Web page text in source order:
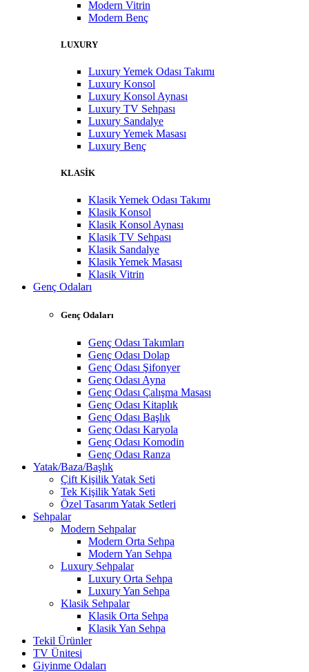
Modern Vitrin
Modern Benç
LUXURY
Luxury Yemek Odası Takımı
Luxury Konsol
Luxury Konsol Aynası
Luxury TV Sehpası
Luxury Sandalye
Luxury Yemek Masası
Luxury Benç
KLASİK
Klasik Yemek Odası Takımı
Klasik Konsol
Klasik Konsol Aynası
Klasik TV Sehpası
Klasik Sandalye
Klasik Yemek Masası
Klasik Vitrin
Genç Odaları
Genç Odaları
Genç Odası Takımları
Genç Odası Dolap
Genç Odası Şifonyer
Genç Odası Ayna
Genç Odası Çalışma Masası
Genç Odası Kitaplık
Genç Odası Başlık
Genç Odası Karyola
Genç Odası Komodin
Genç Odası Ranza
Yatak/Baza/Başlık
Çift Kişilik Yatak Seti
Tek Kişilik Yatak Seti
Özel Tasarım Yatak Setleri
Sehpalar
Modern Sehpalar
Modern Orta Sehpa
Modern Yan Sehpa
Luxury Sehpalar
Luxury Orta Sehpa
Luxury Yan Sehpa
Klasik Sehpalar
Klasik Orta Sehpa
Klasik Yan Sehpa
Tekil Ürünler
TV Ünitesi
Giyinme Odaları